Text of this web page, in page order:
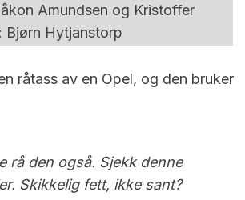
Amundsen og Kristoffer
Bjørn Hytjanstorp
råtass av en Opel, og den bruker
rå den også. Sjekk denne
Skikkelig fett, ikke sant?